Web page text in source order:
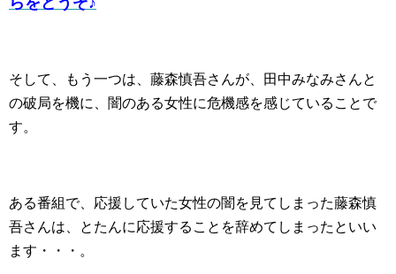
そして、もう一つは、藤森慎吾さんが、田中みなみさんと
の破局を機に、闇のある女性に危機感を感じていることで
す。
ある番組で、応援していた女性の闇を見てしまった藤森慎
吾さんは、とたんに応援することを辞めてしまったといい
ます・・・。